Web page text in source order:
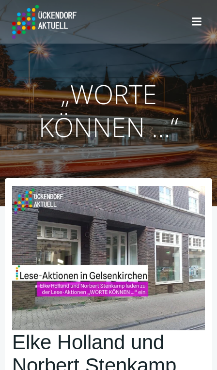
„WORTE
KÖNNEN …“
Elke Holland und
Norbert Stenkamp